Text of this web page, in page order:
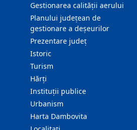
Gestionarea calității aerului
Planului județean de
gestionare a deșeurilor
Prezentare judeţ
Istoric
Turism
Hărţi
Instituţii publice
Urbanism
Harta Dambovita